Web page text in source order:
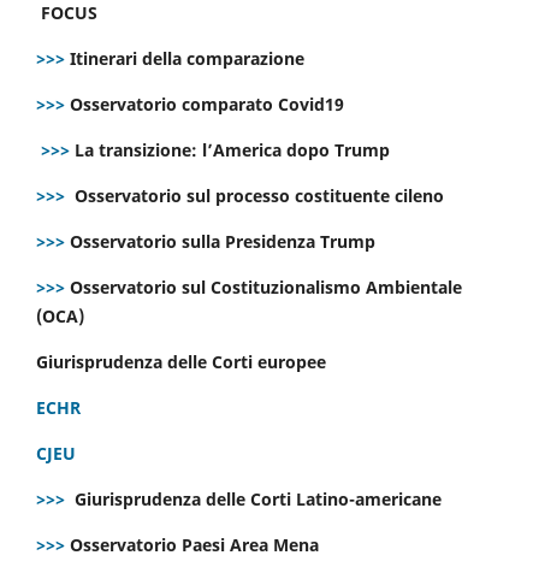
FOCUS
>>> Itinerari della comparazione
>>> Osservatorio comparato Covid19
>>> La transizione: l’America dopo Trump
>>> Osservatorio sul processo costituente cileno
>>> Osservatorio sulla Presidenza Trump
>>> Osservatorio sul Costituzionalismo Ambientale
(OCA)
Giurisprudenza delle Corti europee
ECHR
CJEU
>>> Giurisprudenza delle Corti Latino-americane
>>> Osservatorio Paesi Area Mena